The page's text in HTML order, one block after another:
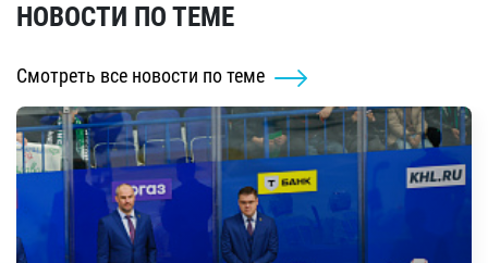
НОВОСТИ ПО ТЕМЕ
Смотреть все новости по теме